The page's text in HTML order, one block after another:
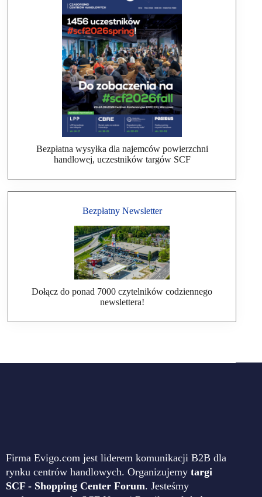
Bezpłatna wysyłka dla najemców powierzchni
handlowej, uczestników targów SCF
Bezpłatny Newsletter
Dołącz do ponad 7000 czytelników codziennego
newslettera!
Firma Evigo.com jest liderem komunikacji B2B dla
rynku centrów handlowych. Organizujemy targi
SCF - Shopping Center Forum. Jesteśmy